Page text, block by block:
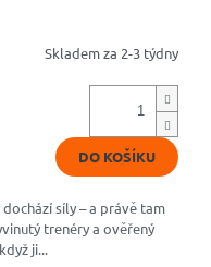
Skladem za 2-3 týdny
DO KOŠÍKU
síly – a právě tam
trenéry a ověřený
ji...